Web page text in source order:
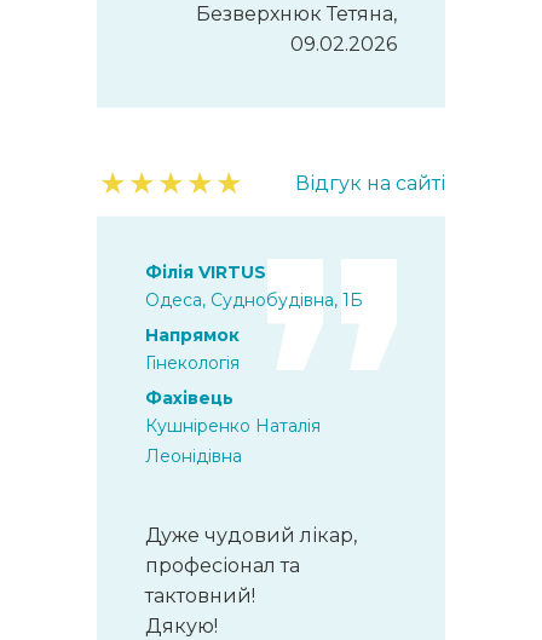
Безверхнюк Тетяна,
09.02.2026
★★★★★ Відгук на сайті
Філія VIRTUS
Одеса, Суднобудівна, 1Б
Напрямок
Гінекологія
Фахівець
Кушніренко Наталія
Леонідівна
Дуже чудовий лікар,
професіонал та
тактовний!
Дякую!